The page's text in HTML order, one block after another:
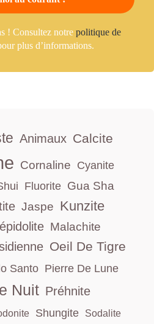
! Consultez notre politique de
plus d’informations.
Animaux Calcite
Cornaline Cyanite
Fluorite Gua Sha
Jaspe Kunzite
Malachite
Oeil De Tigre
Santo Pierre De Lune
Nuit Préhnite
Shungite Sodalite